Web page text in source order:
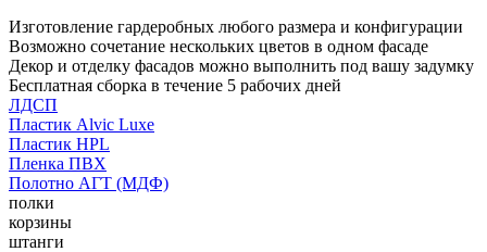
Изготовление гардеробных любого размера и конфигурации
Возможно сочетание нескольких цветов в одном фасаде
Декор и отделку фасадов можно выполнить под вашу задумку
Бесплатная сборка в течение 5 рабочих дней
ЛДСП
Пластик Alvic Luxe
Пластик HPL
Пленка ПВХ
Полотно АГТ (МДФ)
полки
корзины
штанги